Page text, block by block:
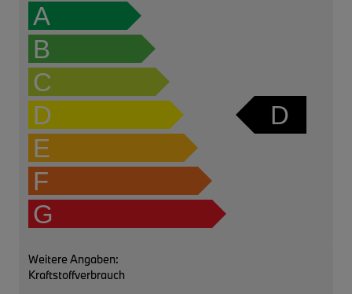
A
B
C
D
E
F
G
D
Weitere Angaben:
Kraftstoffverbrauch